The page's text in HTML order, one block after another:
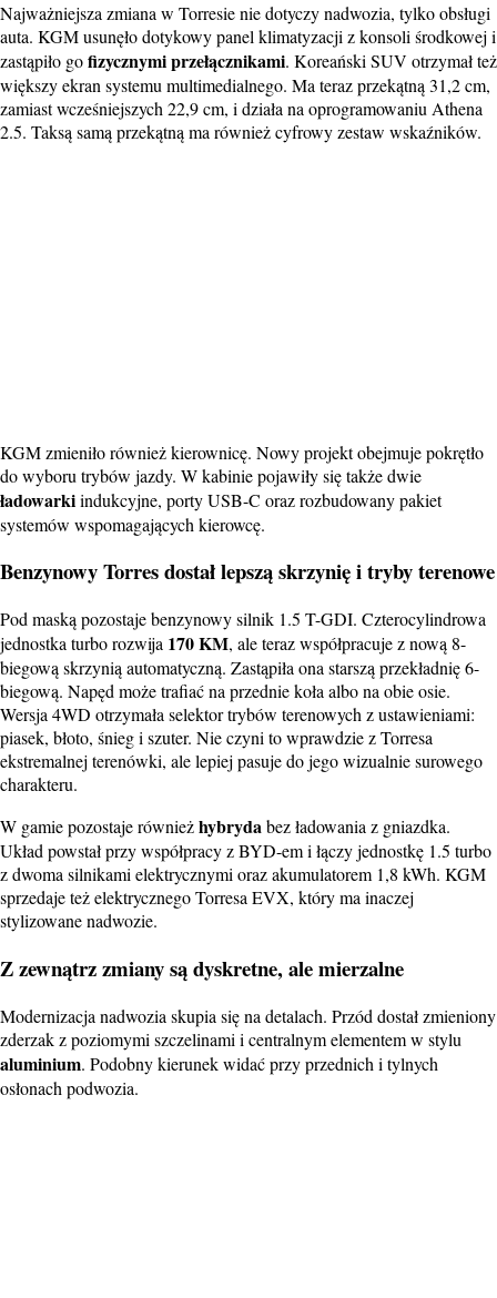
Najważniejsza zmiana w Torresie nie dotyczy nadwozia, tylko obsługi
auta. KGM usunęło dotykowy panel klimatyzacji z konsoli środkowej i
zastąpiło gofizycznymi przełącznikami. Koreański SUV otrzymał też
większy ekran systemu multimedialnego. Ma teraz przekątną 31,2 cm,
zamiast wcześniejszych 22,9 cm, i działa na oprogramowaniu Athena
2.5. Taksą samą przekątną ma również cyfrowy zestaw wskaźników.
KGM zmieniło również kierownicę. Nowy projekt obejmuje pokrętło
do wyboru trybów jazdy. W kabinie pojawiły się także dwie
ładowarkiindukcyjne, porty USB-C oraz rozbudowany pakiet
systemów wspomagających kierowcę.
Benzynowy Torres dostał lepszą skrzynię i tryby terenowe
Pod maską pozostaje benzynowy silnik 1.5 T-GDI. Czterocylindrowa
jednostka turbo rozwija 170 KM, ale teraz współpracuje z nową 8-
biegową skrzynią automatyczną. Zastąpiła ona starszą przekładnię 6-
biegową. Napęd może trafiać na przednie koła albo na obie osie.
Wersja 4WD otrzymała selektor trybów terenowych z ustawieniami:
piasek, błoto, śnieg i szuter. Nie czyni to wprawdzie z Torresa
ekstremalnej terenówki, ale lepiej pasuje do jego wizualnie surowego
charakteru.
W gamie pozostaje równieżhybrydabez ładowania z gniazdka.
Układ powstał przy współpracy z BYD-em i łączy jednostkę 1.5 turbo
z dwoma silnikami elektrycznymi oraz akumulatorem 1,8 kWh. KGM
sprzedaje też elektrycznego Torresa EVX, który ma inaczej
stylizowane nadwozie.
Z zewnątrz zmiany są dyskretne, ale mierzalne
Modernizacja nadwozia skupia się na detalach. Przód dostał zmieniony
zderzak z poziomymi szczelinami i centralnym elementem w stylu
aluminium. Podobny kierunek widać przy przednich i tylnych
osłonach podwozia.